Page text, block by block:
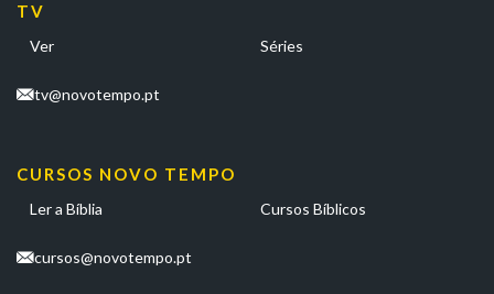
TV
Ver Séries
tv@novotempo.pt
CURSOS NOVO TEMPO
Ler a Bíblia Cursos Bíblicos
cursos@novotempo.pt